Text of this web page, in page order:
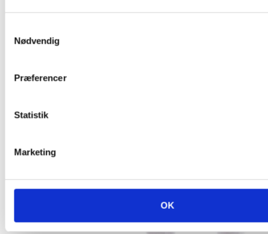
Nødvendig
Præferencer
Statistik
Marketing
OK